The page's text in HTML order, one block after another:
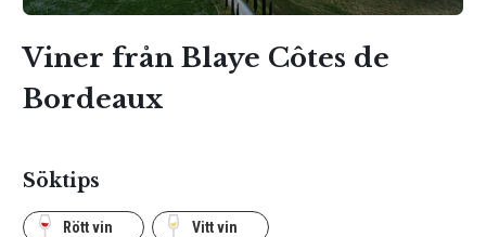
Viner från Blaye Côtes de
Bordeaux
Söktips
Rött vin Vitt vin